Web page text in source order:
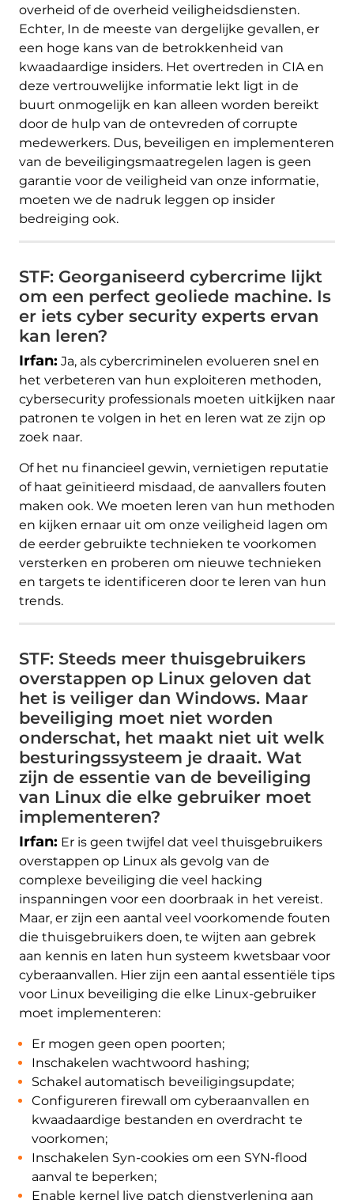
overheid of de overheid veiligheidsdiensten.
Echter, In de meeste van dergelijke gevallen, er
een hoge kans van de betrokkenheid van
kwaadaardige insiders. Het overtreden in CIA en
deze vertrouwelijke informatie lekt ligt in de
buurt onmogelijk en kan alleen worden bereikt
door de hulp van de ontevreden of corrupte
medewerkers. Dus, beveiligen en implementeren
van de beveiligingsmaatregelen lagen is geen
garantie voor de veiligheid van onze informatie,
moeten we de nadruk leggen op insider
bedreiging ook.
STF: Georganiseerd cybercrime lijkt
om een ​​perfect geoliede machine. Is
er iets cyber security experts ervan
kan leren?
Irfan: Ja, als cybercriminelen evolueren snel en
het verbeteren van hun exploiteren methoden,
cybersecurity professionals moeten uitkijken naar
patronen te volgen in het en leren wat ze zijn op
zoek naar.
Of het nu financieel gewin, vernietigen reputatie
of haat geïnitieerd misdaad, de aanvallers fouten
maken ook. We moeten leren van hun methoden
en kijken ernaar uit om onze veiligheid lagen om
de eerder gebruikte technieken te voorkomen
versterken en proberen om nieuwe technieken
en targets te identificeren door te leren van hun
trends.
STF: Steeds meer thuisgebruikers
overstappen op Linux geloven dat
het is veiliger dan Windows. Maar
beveiliging moet niet worden
onderschat, het maakt niet uit welk
besturingssysteem je draait. Wat
zijn de essentie van de beveiliging
van Linux die elke gebruiker moet
implementeren?
Irfan: Er is geen twijfel dat veel thuisgebruikers
overstappen op Linux als gevolg van de
complexe beveiliging die veel hacking
inspanningen voor een doorbraak in het vereist.
Maar, er zijn een aantal veel voorkomende fouten
die thuisgebruikers doen, te wijten aan gebrek
aan kennis en laten hun systeem kwetsbaar voor
cyberaanvallen. Hier zijn een aantal essentiële tips
voor Linux beveiliging die elke Linux-gebruiker
moet implementeren:
Er mogen geen open poorten;
Inschakelen wachtwoord hashing;
Schakel automatisch beveiligingsupdate;
Configureren firewall om cyberaanvallen en
kwaadaardige bestanden en overdracht te
voorkomen;
Inschakelen Syn-cookies om een ​​SYN-flood
aanval te beperken;
Enable kernel live patch dienstverlening aan